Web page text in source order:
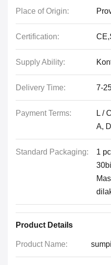
Place of Origin:
Certification:
Supply Ability:
Delivery Time: 7-
Payment Terms:
L /
A,
Standard Packaging:
1
Product Details
Product Name: